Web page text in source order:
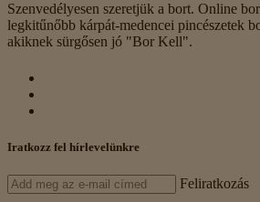
Szenvedélyesen szeretjük a bort. Online
legkitűnőbb kárpát-medencei pincészetek
akiknek sürgősen jó "Bor Kell".
Iratkozz fel hírlevelünkre
Feliratkozás